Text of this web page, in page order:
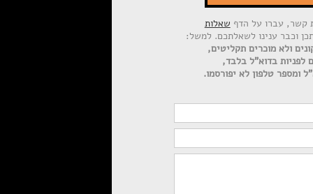
קשר, עברו על הדף שאלות
וכבר ענינו לשאלתכם. למשל:
ולא מוכרים תקליטים,
לפניות בדוא"ל בלבד,
ומספר טלפון לא יפורסמו.